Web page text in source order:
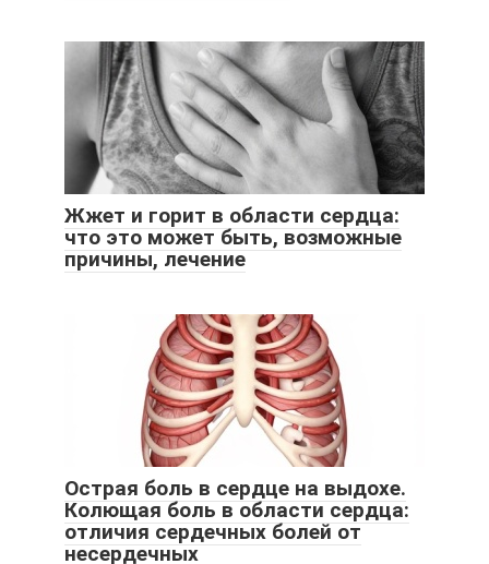
Жжет и горит в области сердца:
что это может быть, возможные
причины, лечение
Острая боль в сердце на выдохе.
Колющая боль в области сердца:
отличия сердечных болей от
несердечных